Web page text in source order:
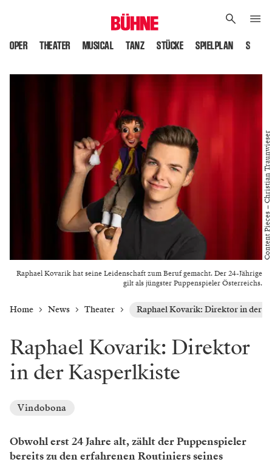
OPER THEATER MUSICAL TANZ STÜCKE SPIELPLAN
Raphael Kovarik hat seine Leidenschaft zum Beruf gemacht. Der 24-Jährige
gilt als jüngster Puppenspieler Österreichs.
Content Pieces – Christian Traunwieser
Home News Theater Raphael Kovarik: Direktor in der
Raphael Kovarik: Direktor
in der Kasperlkiste
Vindobona
Obwohl erst 24 Jahre alt, zählt der Puppenspieler
bereits zu den erfahrenen Routiniers seines